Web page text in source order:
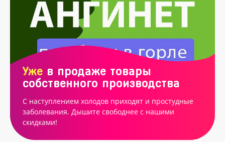
Уже в продаже товары
собственного производства
С наступлением холодов приходят и простудные
заболевания. Дышите свободнее с нашими
скидками!